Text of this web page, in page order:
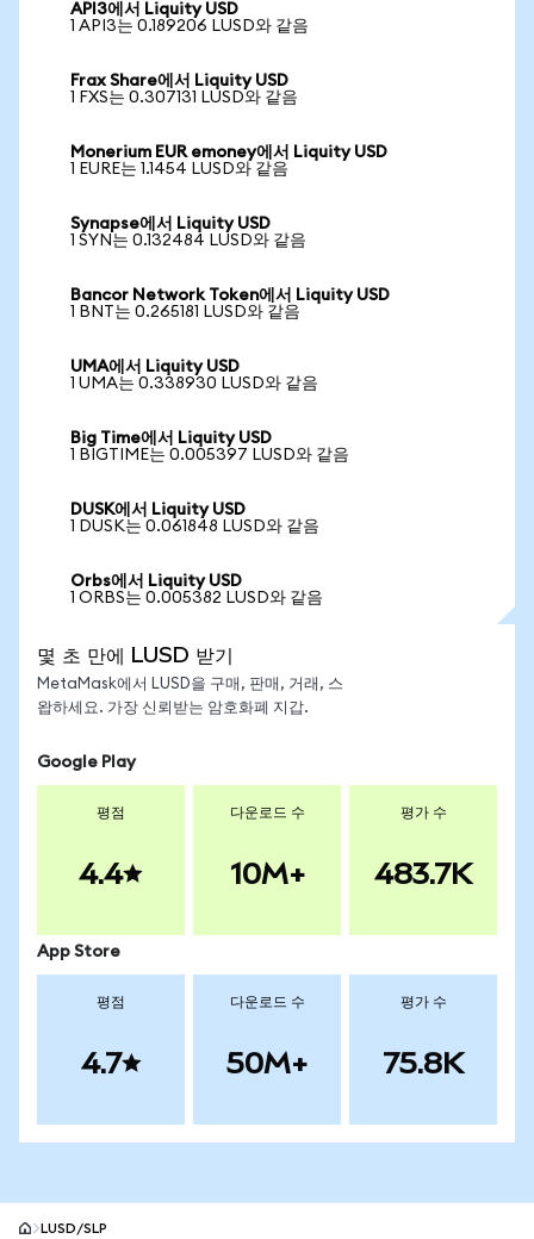
API3에서 Liquity USD
1 API3는 0.189206 LUSD와 같음
Frax Share에서 Liquity USD
1 FXS는 0.307131 LUSD와 같음
Monerium EUR emoney에서 Liquity USD
1 EURE는 1.1454 LUSD와 같음
Synapse에서 Liquity USD
1 SYN는 0.132484 LUSD와 같음
Bancor Network Token에서 Liquity USD
1 BNT는 0.265181 LUSD와 같음
UMA에서 Liquity USD
1 UMA는 0.338930 LUSD와 같음
Big Time에서 Liquity USD
1 BIGTIME는 0.005397 LUSD와 같음
DUSK에서 Liquity USD
1 DUSK는 0.061848 LUSD와 같음
Orbs에서 Liquity USD
1 ORBS는 0.005382 LUSD와 같음
몇 초 만에 LUSD 받기
MetaMask에서 LUSD을 구매, 판매, 거래, 스
왑하세요. 가장 신뢰받는 암호화폐 지갑.
Google Play
평점
4.4
다운로드 수
10M+
평가 수
483.7K
App Store
평점
4.7
다운로드 수
50M+
평가 수
75.8K
LUSD/SLP